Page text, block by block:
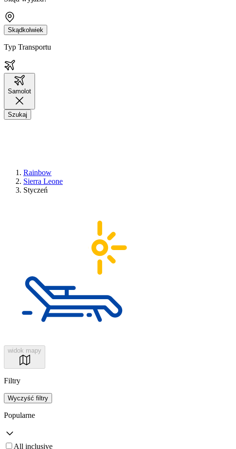
Skądkolwiek
Typ Transportu
Samolot
Szukaj
Rainbow
Sierra Leone
Styczeń
widok mapy
Filtry
Wyczyść filtry
Popularne
All inclusive